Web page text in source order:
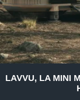
LAVVU, LA MINI